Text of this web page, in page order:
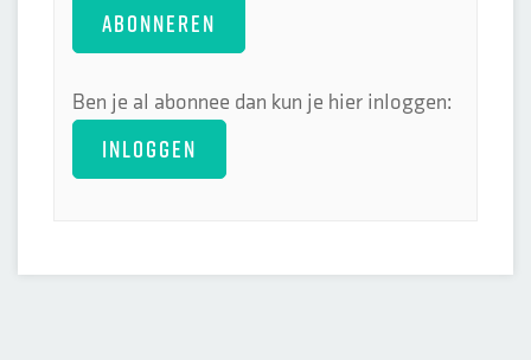
ABONNEREN
Ben je al abonnee dan kun je hier inloggen:
INLOGGEN